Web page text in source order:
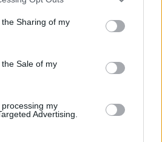
usage behaviour. You may click to
Google and its third-party tags to
purposes in below Google
Sharing of my
Sale of my
my
Advertising.
PARLAMENT
JELÖLT